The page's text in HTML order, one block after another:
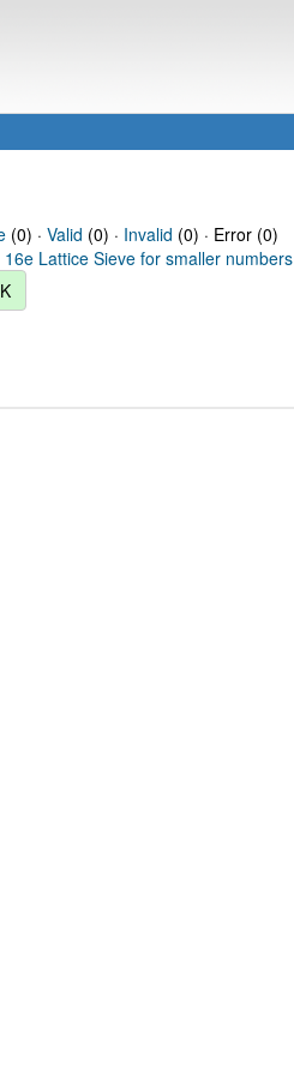
(0) · Valid (0) · Invalid (0) · Error (0)
16e Lattice Sieve for smaller numbers